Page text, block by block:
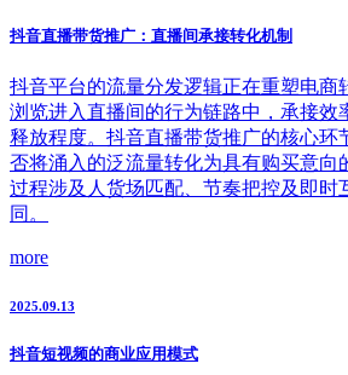
抖音直播带货推广：直播间承接转化机制
抖音平台的流量分发逻辑正在重塑电商
浏览进入直播间的行为链路中，承接效
释放程度。抖音直播带货推广的核心环
否将涌入的泛流量转化为具有购买意向
过程涉及人货场匹配、节奏把控及即时
同。
more
2025.09.13
抖音短视频的商业应用模式